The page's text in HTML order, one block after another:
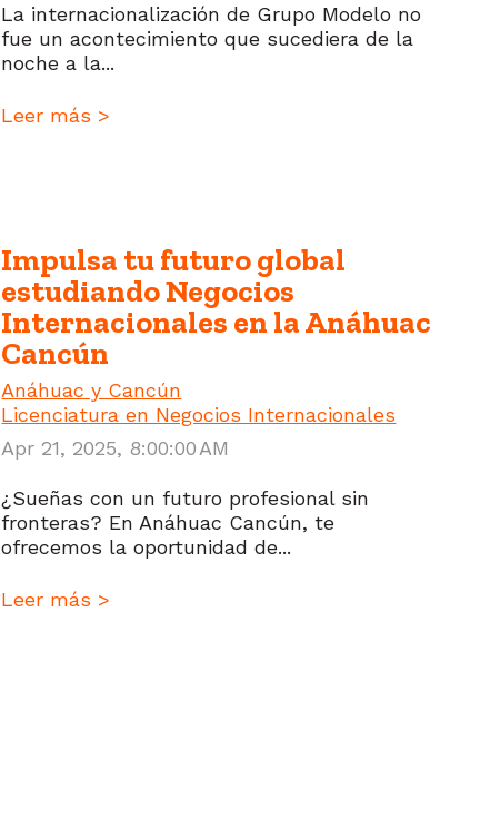
La internacionalización de Grupo Modelo no
fue un acontecimiento que sucediera de la
noche a la...
Leer más >
Impulsa tu futuro global
estudiando Negocios
Internacionales en la Anáhuac
Cancún
Anáhuac y Cancún
Licenciatura en Negocios Internacionales
Apr 21, 2025, 8:00:00 AM
¿Sueñas con un futuro profesional sin
fronteras? En Anáhuac Cancún, te
ofrecemos la oportunidad de...
Leer más >